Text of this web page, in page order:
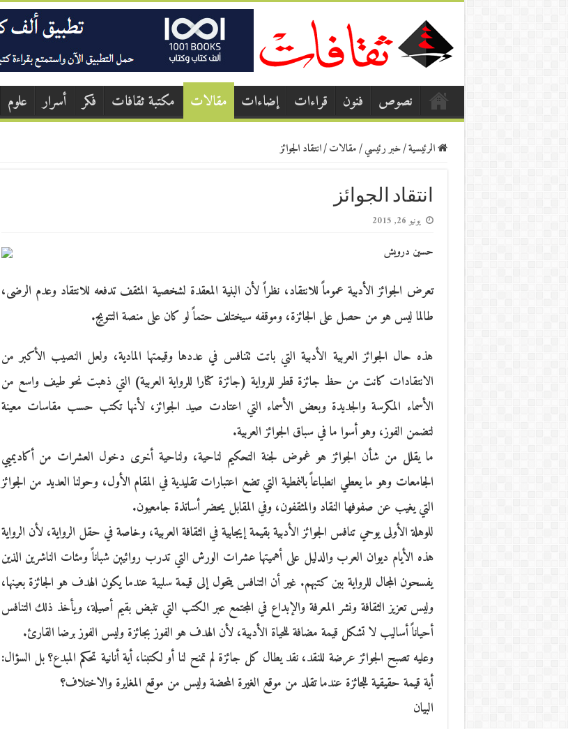
نصوص فنون قراءات إضاءات مقالات مكتبة ثقافات فكر أسرار علوم
الرئيسية/خبر رئيسي/مقالات/انتقاد الجوائز
انتقاد الجوائز
يونيو 26, 2015
حسين درويش
تعرض الجوائز الأدبية عموماً للانتقاد، نظراً لأن البنية المعقدة لشخصية المثقف تدفعه للانتقاد وعدم الرضى،
طالما ليس هو من حصل على الجائزة، وموقفه سيختلف حتماً لو كان على منصة التتويج.
هذه حال الجوائز العربية الأدبية التي باتت تتنافس في عددها وقيمتها المادية، ولعل النصيب الأكبر من
الانتقادات كانت من حظ جائزة قطر للرواية (جائزة كتارا للرواية العربية) التي ذهبت نحو طيف واسع من
الأسماء المكرسة والجديدة وبعض الأسماء التي اعتادت صيد الجوائز، لأنها تكتب حسب مقاسات معينة
لتضمن الفوز، وهو أسوا ما في سباق الجوائز العربية.
ما يقلل من شأن الجوائز هو غموض لجنة التحكيم لناحية، ولناحية أخرى دخول العشرات من أكاديميي
الجامعات وهو ما يعطي انطباعاً بالنمطية التي تضع اعتبارات تقليدية في المقام الأول، وحولنا العديد من الجوائز
التي يغيب عن صفوفها النقاد والمثقفون، وفي المقابل يحضر أساتذة جامعيون.
للوهلة الأولى يوحي تنافس الجوائز الأدبية بقيمة إيجابية في الثقافة العربية، وخاصة في حقل الرواية، لأن الرواية
هذه الأيام ديوان العرب والدليل على أهميتها عشرات الورش التي تدرب روائيين شباناً ومئات الناشرين الذين
يفسحون المجال للرواية بين كتبهم. غير أن التنافس يتحول إلى قيمة سلبية عندما يكون الهدف هو الجائزة بعينها،
وليس تعزيز الثقافة ونشر المعرفة والإبداع في المجتمع عبر الكتب التي تنبض بقيم أصيلة، ويأخذ ذلك التنافس
أحياناً أساليب لا تشكل قيمة مضافة للحياة الأدبية، لأن الهدف هو الفوز بجائزة وليس الفوز برضا القارئ.
وعليه تصبح الجوائز عرضة للنقد، نقد يطال كل جائزة لم تمنح لنا أو لكتبنا، أية أنانية تحكم المبدع؟ بل السؤال:
أية قيمة حقيقية للجائزة عندما تقلد من موقع الغيرة المحضة وليس من موقع المغايرة والاختلاف؟
البيان